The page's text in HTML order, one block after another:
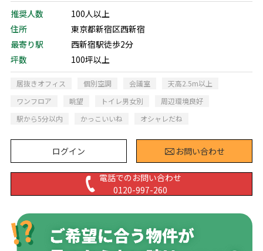
推奨人数
100人以上
住所
東京都新宿区西新宿
最寄り駅
西新宿駅徒歩2分
坪数
100坪以上
居抜きオフィス 個別空調 会議室
天高2.5m以上
ワンフロア
眺望 トイレ男女別
周辺環境良好
駅から5分以内
かっこいいね オシャレだね
ログイン お問い合わせ
電話でのお問い合わせ
0120-997-260